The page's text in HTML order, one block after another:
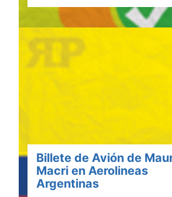
Billete de Avión de
Macri en Aerolineas
Argentinas